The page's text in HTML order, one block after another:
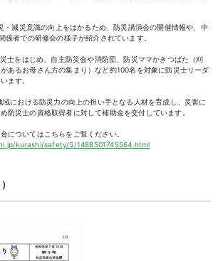
減災意識の向上をはかるため、防災講演会の開催情報や、中
係者での研修会の様子が紹介されています。
士をはじめ、自主防災会や消防団、防災ママかきつばた（刈
あるお母さん方の集まり）など約100名を対象に防災士リーダ
ます。
における防災力の向上の担い手となる人材を育成し、災害に
防災士の資格取得者に対して補助金を交付しています。
についてはこちらをご覧ください。
kurashi/safety/5/1488501745564.html